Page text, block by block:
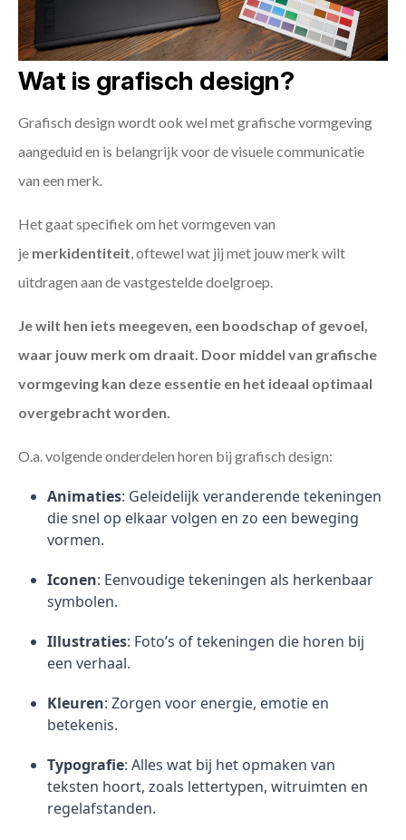
Wat is grafisch design?
Grafisch design wordt ook wel met grafische vormgeving
aangeduid en is belangrijk voor de visuele communicatie
van een merk.
Het gaat specifiek om het vormgeven van
je merkidentiteit , oftewel wat jij met jouw merk wilt
uitdragen aan de vastgestelde doelgroep.
Je wilt hen iets meegeven, een boodschap of gevoel,
waar jouw merk om draait. Door middel van grafische
vormgeving kan deze essentie en het ideaal optimaal
overgebracht worden.
O.a. volgende onderdelen horen bij grafisch design:
Animaties: Geleidelijk veranderende tekeningen
die snel op elkaar volgen en zo een beweging
vormen.
Iconen: Eenvoudige tekeningen als herkenbaar
symbolen.
Illustraties: Foto’s of tekeningen die horen bij
een verhaal.
Kleuren: Zorgen voor energie, emotie en
betekenis.
Typografie: Alles wat bij het opmaken van
teksten hoort, zoals lettertypen, witruimten en
regelafstanden.